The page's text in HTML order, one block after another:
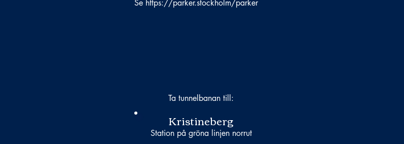
Se https://parker.stockholm/parker
Ta tunnelbanan till:
Kristineberg
Station på gröna linjen norrut